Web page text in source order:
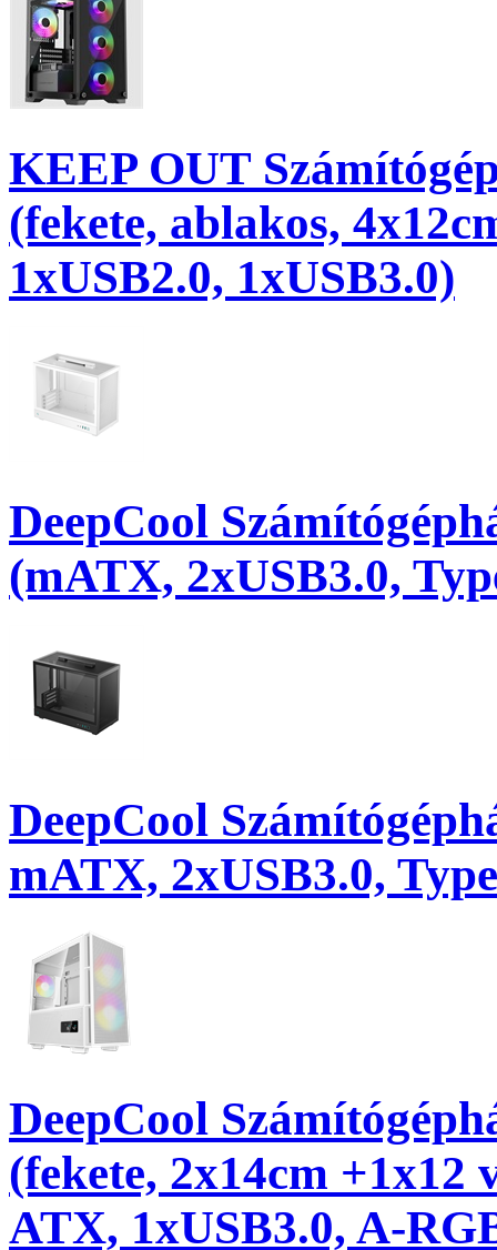
KEEP OUT
(fekete, ablakos,
1xUSB2.0, 1xUSB3.0)
DeepCool
(mATX, 2xUSB3.0,
DeepCool
mATX, 2xUSB3.0,
DeepCool
(fekete, 2x14cm
ATX, 1xUSB3.0, A-